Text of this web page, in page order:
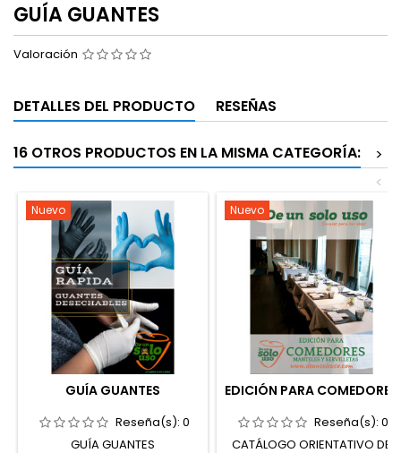
GUÍA GUANTES
Valoración
DETALLES DEL PRODUCTO RESEÑAS
16 OTROS PRODUCTOS EN LA MISMA CATEGORÍA:
>
<
Nuevo
GUÍA GUANTES
Reseña(s): 0
GUÍA GUANTES
Nuevo
EDICIÓN PARA COMEDORES
Reseña(s): 0
CATÁLOGO ORIENTATIVO DE